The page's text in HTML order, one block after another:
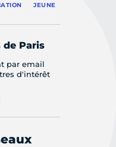
JEUNE
de Paris
par email
d'intérêt